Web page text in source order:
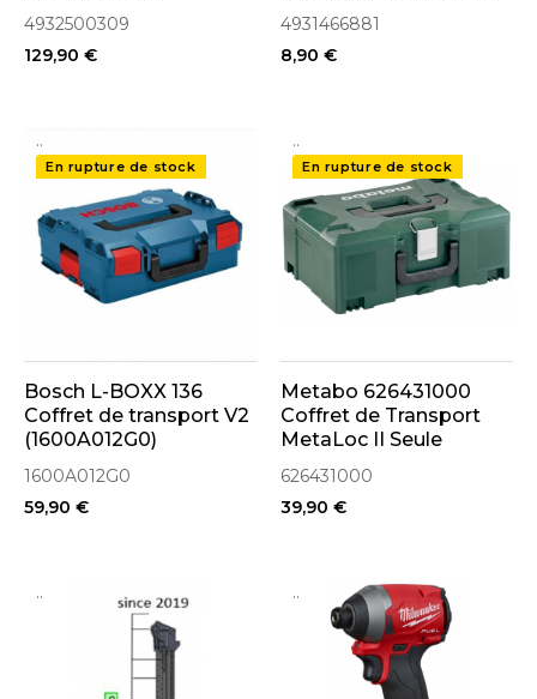
4932500309
129,90 €
4931466881
8,90 €
..
En rupture de stock
Bosch L-BOXX 136
Coffret de transport V2
(1600A012G0)
1600A012G0
59,90 €
..
En rupture de stock
Metabo 626431000
Coffret de Transport
MetaLoc II Seule
626431000
39,90 €
.. ..